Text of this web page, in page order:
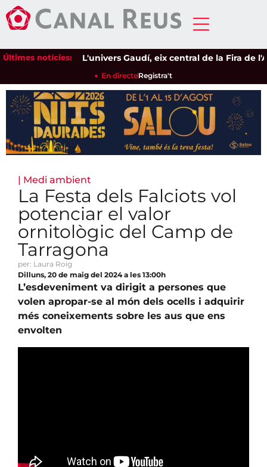
Últimes notícies:L'univers Gaudí, eix central de la Fira de
En directeRegistra't
| Medi ambient
La Festa dels Falciots vol
potenciar el valor
ornitològic del Camp de
Tarragona
per: Laura Roig
Dilluns, 20 de maig del 2024 a les 13:00h
L’esdeveniment va dirigit a persones que
volen apropar-se al món dels ocells i adquirir
més coneixements sobre les aus que ens
envolten